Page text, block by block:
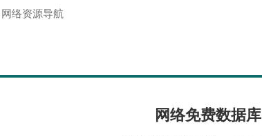
网络资源导航
网络免费数据库